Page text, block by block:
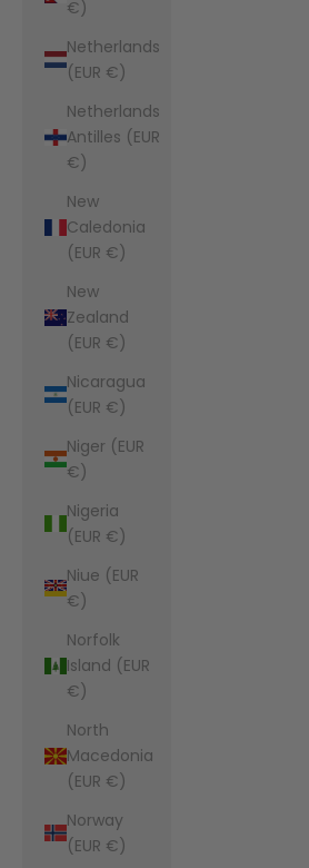
€)
Netherlands
(EUR €)
Netherlands
Antilles (EUR
€)
New
Caledonia
(EUR €)
New
Zealand
(EUR €)
Nicaragua
(EUR €)
Niger (EUR
€)
Nigeria
(EUR €)
Niue (EUR
€)
Norfolk
Island (EUR
€)
North
Macedonia
(EUR €)
Norway
(EUR €)